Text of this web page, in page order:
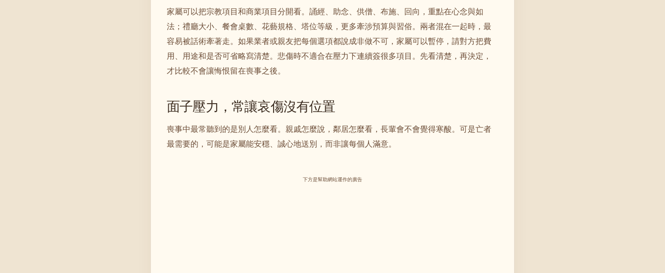
家屬可以把宗教項目和商業項目分開看。誦經、助念、供僧、布施、回向，重點在心念與如
法；禮廳大小、餐會桌數、花藝規格、塔位等級，更多牽涉預算與習俗。兩者混在一起時，最
容易被話術牽著走。如果業者或親友把每個選項都說成非做不可，家屬可以暫停，請對方把費
用、用途和是否可省略寫清楚。悲傷時不適合在壓力下連續簽很多項目。先看清楚，再決定，
才比較不會讓悔恨留在喪事之後。
面子壓力，常讓哀傷沒有位置
喪事中最常聽到的是別人怎麼看。親戚怎麼說，鄰居怎麼看，長輩會不會覺得寒酸。可是亡者
最需要的，可能是家屬能安穩、誠心地送別，而非讓每個人滿意。
下方是幫助網站運作的廣告